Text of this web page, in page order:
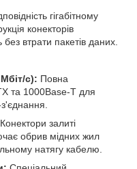
гігабітному
конекторів
втрати пакетів даних.
с): Повна
та 1000Base-T для
з'єднання.
Конектори залиті
обрив мідних жил
натягу кабелю.